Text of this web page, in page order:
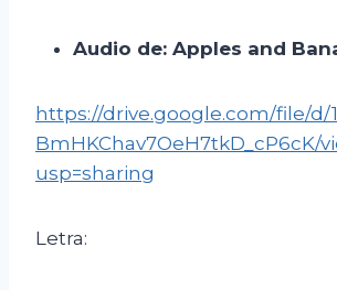
Audio de: Apples and
https://drive.google.com/file/d/
BmHKChav7OeH7tkD_cP6cK/
usp=sharing
Letra: